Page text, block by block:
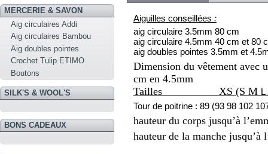
MERCERIE & SAVON
Aig circulaires Addi
Aig circulaires Bambou
Aig doubles pointes
Crochet Tulip ETIMO
Boutons
SILK'S & WOOL'S
BONS CADEAUX
Aiguilles conseillées :
aig circulaire 3.5mm 80 cm
aig circulaire 4.5mm 40 cm et 80
aig doubles pointes 3.5mm et
Dimension du vêtement avec
cm en 4.5mm
Tailles XS (S M L
Tour de poitrine : 89 (93 98 102
hauteur du corps jusqu’à
hauteur de la manche